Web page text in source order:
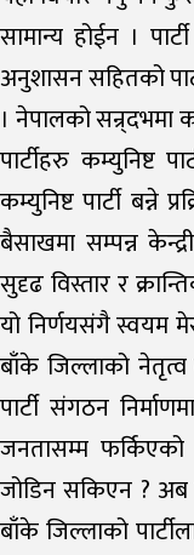
सामान्य होईन ।
अनुशासन सहितको
। नेपालको सन्र्दभमा
पार्टीहरु कम्युनिष्ट
कम्युनिष्ट पार्टी बन्ने
बैसाखमा सम्पन्न
सुदृढ विस्तार र
यो निर्णयसंगै स्वयम
बाँके जिल्लाको
पार्टी संगठन
जनतासम्म
जोडिन सकिएन ? अब
बाँके जिल्लाको